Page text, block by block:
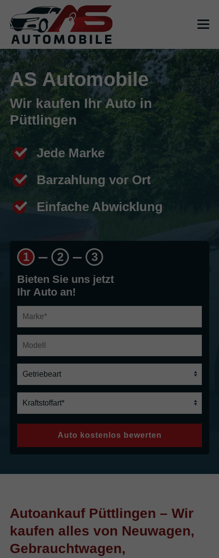
AS Automobile
Wir kaufen Ihr Auto in
Püttlingen
Jede Marke
Barzahlung vor Ort
Einfache Abwicklung
1 2 3
Bieten Sie uns jetzt
Ihr Auto an!
Auto kostenlos bewerten
Autoankauf Püttlingen – Wir
kaufen alles von Neuwagen,
Gebrauchtwagen,